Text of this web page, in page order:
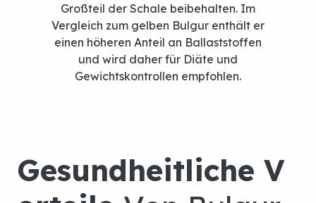
Großteil der Schale beibehalten. Im
Vergleich zum gelben Bulgur enthält er
einen höheren Anteil an Ballaststoffen
und wird daher für Diäte und
Gewichtskontrollen empfohlen.